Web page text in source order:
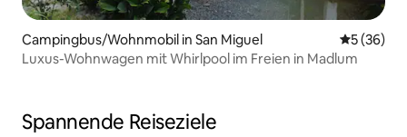
Campingbus/Wohnmobil in San Miguel
5 (36)
Luxus-Wohnwagen mit Whirlpool im Freien in Madlum
Spannende Reiseziele